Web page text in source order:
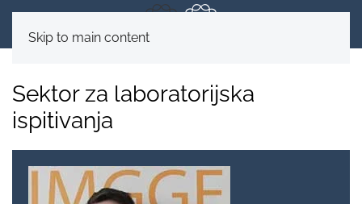
Skip to main content
Sektor za laboratorijska
ispitivanja